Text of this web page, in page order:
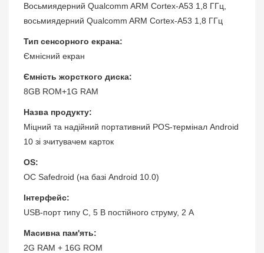
Восьмиядерний Qualcomm ARM Cortex-A53 1,8 ГГц,
восьмиядерний Qualcomm ARM Cortex-A53 1,8 ГГц
Тип сенсорного екрана:
Ємнісний екран
Ємність жорсткого диска:
8GB ROM+1G RAM
Назва продукту:
Міцний та надійний портативний POS-термінал Android
10 зі зчитувачем карток
OS:
ОС Safedroid (на базі Android 10.0)
Інтерфейс:
USB-порт типу C, 5 В постійного струму, 2 А
Масивна пам'ять:
2G RAM + 16G ROM